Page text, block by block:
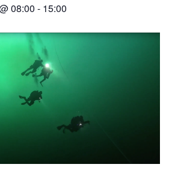
08:00 - 15:00